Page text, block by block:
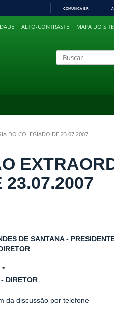
PARA
COMUNICA BR
ALTO-CONTRASTE MAPA DO SITE
DO COLEGIADO DE 23.07.2007
23.07.2007
DE SANTANA -
*
DIRETOR
da discussão por telefone